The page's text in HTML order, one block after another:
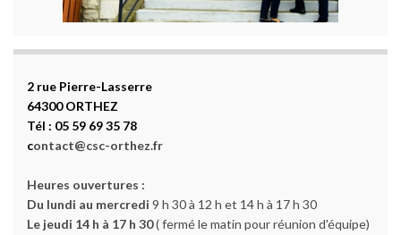
2 rue Pierre-Lasserre
64300 ORTHEZ
Tél : 05 59 69 35 78
contact@csc-orthez.fr
Heures ouvertures :
Du lundi au mercredi 9 h 30 à 12 h et 14 h à 17 h 30
Le jeudi 14 h à 17 h 30( fermé le matin pour réunion d'équipe)